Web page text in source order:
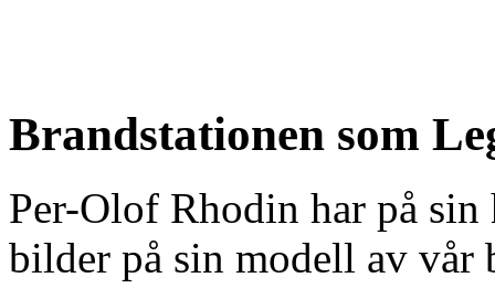
Brandstationen som
Per-Olof Rhodin har på
bilder på sin modell av vår